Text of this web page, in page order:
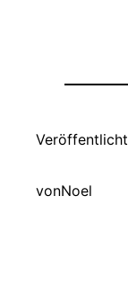
Veröffentlicht
vonNoel